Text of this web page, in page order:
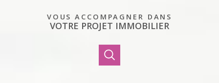
VOUS ACCOMPAGNER DANS
VOTRE PROJET IMMOBILIER